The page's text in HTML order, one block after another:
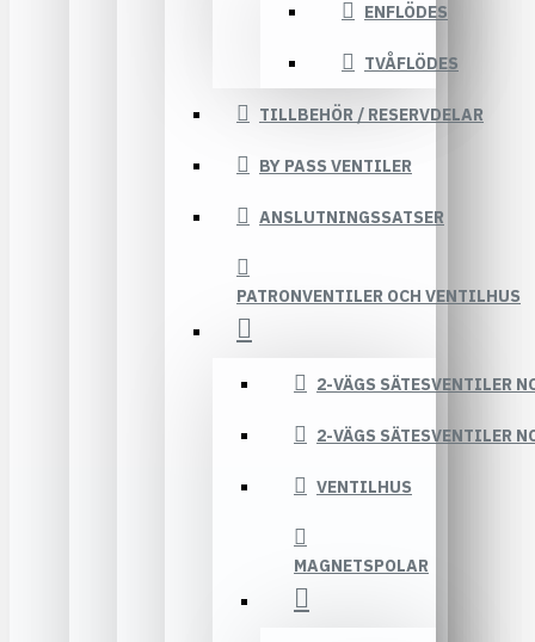
ENFLÖDES
TVÅFLÖDES
TILLBEHÖR / RESERVDELAR
BY PASS VENTILER
ANSLUTNINGSSATSER
PATRONVENTILER OCH VENTILHUS
2-VÄGS SÄTESVENTILER
2-VÄGS SÄTESVENTILER
VENTILHUS
MAGNETSPOLAR